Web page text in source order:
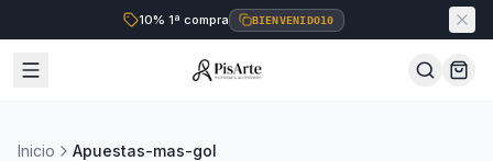
10% 1ª compra BIENVENIDO10
Inicio Apuestas-mas-gol